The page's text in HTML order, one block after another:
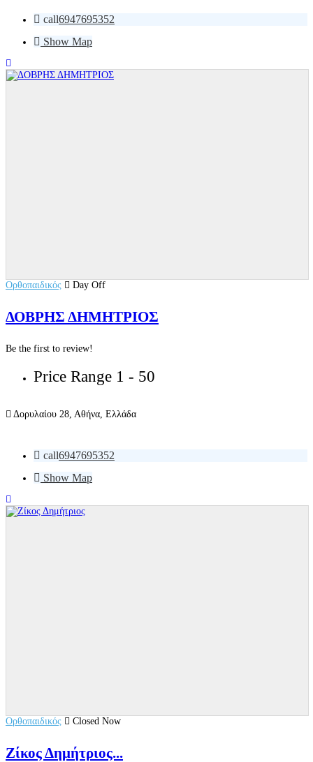
call6947695352
Show Map
Ορθοπαιδικός Day Off
ΔΟΒΡΗΣ ΔΗΜΗΤΡΙΟΣ
Be the first to review!
Price Range 1 - 50
Δορυλαίου 28, Αθήνα, Ελλάδα
call6947695352
Show Map
Ορθοπαιδικός Closed Now
Ζίκος Δημήτριος...